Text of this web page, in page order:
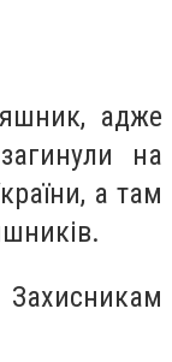
адже
на
а там